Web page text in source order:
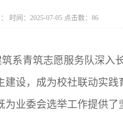
时间：2025-07-05 点击数： 86
系青筑志愿服务队深入
设，成为校社联动实
业委会选举工作提供